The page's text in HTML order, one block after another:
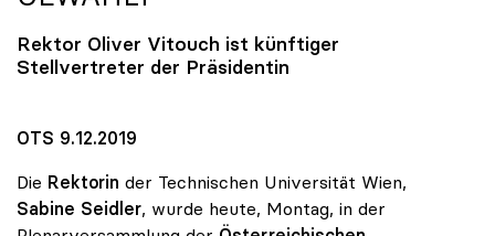
Rektor Oliver Vitouch ist künftiger
Stellvertreter der Präsidentin
OTS 9.12.2019
Die Rektorin der Technischen Universität Wien,
Sabine Seidler, wurde heute, Montag, in der